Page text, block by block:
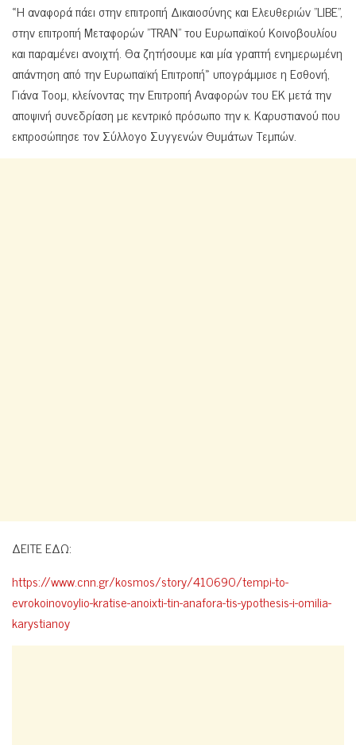
«Η αναφορά πάει στην επιτροπή Δικαιοσύνης και Ελευθεριών ”LIBE”,
στην επιτροπή Μεταφορών ”TRAN” του Ευρωπαϊκού Κοινοβουλίου
και παραμένει ανοιχτή. Θα ζητήσουμε και μία γραπτή ενημερωμένη
απάντηση από την Ευρωπαϊκή Επιτροπή» υπογράμμισε η Εσθονή,
Γιάνα Τοομ, κλείνοντας την Επιτροπή Αναφορών του ΕΚ μετά την
αποψινή συνεδρίαση με κεντρικό πρόσωπο την κ. Καρυστιανού που
εκπροσώπησε τον Σύλλογο Συγγενών Θυμάτων Τεμπών.
ΔΕΙΤΕ ΕΔΩ:
https://www.cnn.gr/kosmos/story/410690/tempi-to-
evrokoinovoylio-kratise-anoixti-tin-anafora-tis-ypothesis-i-omilia-
karystianoy